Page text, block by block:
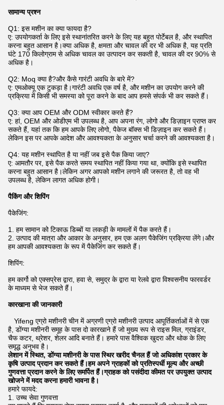
सामान्य प्रश्न
Q1: इस मशीन का क्या फायदा है?
ए: उपयोगकर्ता के लिए इसे स्थानांतरित करने के लिए यह बहुत पोर्टेबल है, और स्थापित
करना बहुत आसान है।क्या अधिक है, क्षमता और चावल की दर भी अधिक है, यह प्रति
घंटे 170 किलोग्राम से अधिक चावल का उत्पादन कर सकती है, चावल की दर 90% से
अधिक है।
Q2: Moq क्या है?और कैसे गारंटी अवधि के बारे में?
ए: एमओक्यू एक टुकड़ा है।गारंटी अवधि एक वर्ष है, और मशीन का उपयोग करने की
प्रक्रिया में किसी भी समस्या को पूरा करने के बाद आप हमसे संपर्क भी कर सकते हैं।
Q3: क्या आप OEM और ODM स्वीकार करते हैं?
ए: हां, OEM और ओडीएम भी उपलब्ध है, आप अपना रंग, लोगो और डिज़ाइन प्राप्त कर
सकते हैं, यहां तक ​​कि हम आपके लिए लोगो, पैकेज बॉक्स भी डिज़ाइन कर सकते हैं।
लेकिन इस पर आपके आदेश और आवश्यकता के अनुसार चर्चा करने की आवश्यकता है।
Q4: यह मशीन स्थापित है या नहीं जब इसे पैक किया जाए?
ए: आमतौर पर, इसे पैक करते समय स्थापित नहीं किया गया था, क्योंकि इसे स्थापित
करना बहुत आसान है।लेकिन अगर आपको मशीन लगाने की जरूरत है, तो वह भी
उपलब्ध है, लेकिन लागत अधिक होगी।
पैकिंग और शिपिंग
पैकेजिंग:
1. हम सामान को टिकाऊ डिब्बों या लकड़ी के मामलों में पैक करते हैं।
2. उत्पाद की मात्रा और आकार के अनुसार, हम एक अलग पैकेजिंग प्रक्रिया लेंगे।और
हम आपकी आवश्यकता के रूप में पैकेजिंग कर सकते हैं।
शिपिंग:
हम कार्गो को एक्सप्रेस द्वारा, हवा से, समुद्र के द्वारा या रेलवे द्वारा विश्वसनीय फारवर्डर
के माध्यम से भेज सकते हैं।
कारखाना की जानकारी
Yifeng एग्रो मशीनरी चीन में अग्रणी एग्रो मशीनरी उत्पाद आपूर्तिकर्ताओं में से एक
है, डोंग्या मशीनरी समूह के पास दो कारखाने हैं जो मुख्य रूप से राइस मिल, ग्राइंडर,
चैफ कटर, थ्रेशर, शेलर आदि बनाते हैं। हमारे पास वैश्विक खुदरा और थोक के लिए
समृद्ध अनुभव है।
लेशान में स्थित, डोंग्या मशीनरी के पास स्थिर खरीद चैनल हैं जो अधिकांश प्रकार के
कृषि उत्पाद प्रदान कर सकते हैं।हम अपने ग्राहकों को प्रतिस्पर्धी मूल्य और अच्छी
गुणवत्ता प्रदान करने के लिए समर्पित हैं।ग्राहक को पसंदीदा कीमत पर उपयुक्त उत्पाद
खोजने में मदद करना हमारी भावना है।
हमारे फायदे:
1. उच्च सेवा गुणवत्ता